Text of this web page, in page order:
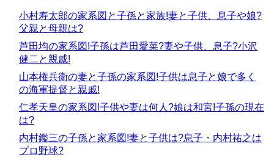
小村寿太郎の家系図と子孫と家族!妻と子供、息子や娘?
父親と母親は?
芦田均の家系図!子孫は芦田愛菜?妻や子供、息子?小沢
健二と親戚!
山本権兵衛の妻と子孫の家系図!子供は息子と娘で多く
の海軍提督と親戚!
仁孝天皇の家系図!子供や妻は何人?娘は和宮!子孫の現在
は?
内村鑑三の子孫と家系図!妻と子供は?息子・内村祐之は
プロ野球?